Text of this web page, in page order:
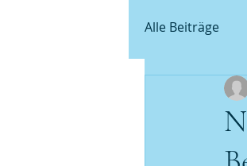
Alle Beiträge
Spargel